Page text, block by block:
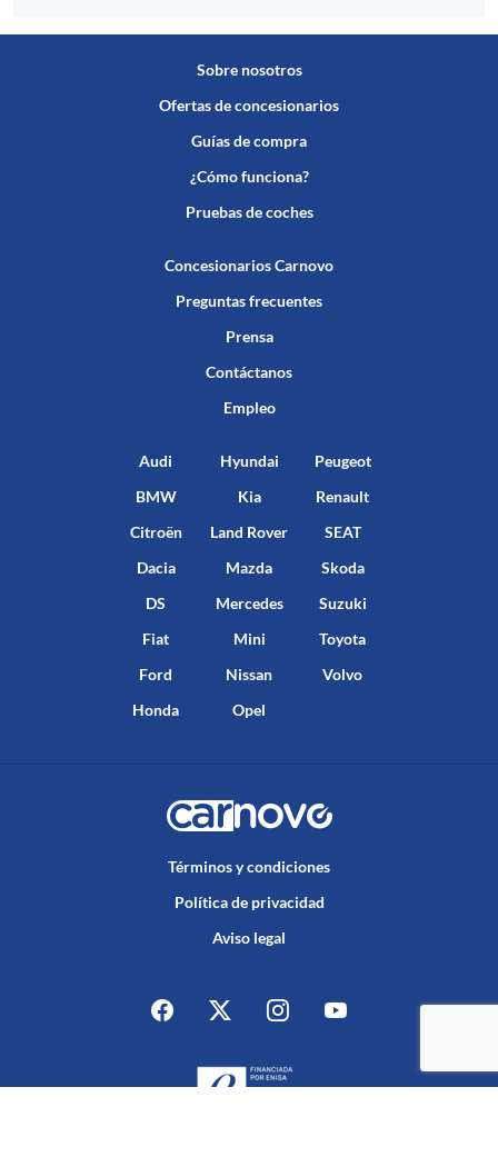
Sobre nosotros
Ofertas de concesionarios
Guías de compra
¿Cómo funciona?
Pruebas de coches
Concesionarios Carnovo
Preguntas frecuentes
Prensa
Contáctanos
Empleo
Audi
BMW
Citroën
Dacia
DS
Fiat
Ford
Honda
Hyundai
Kia
Land Rover
Mazda
Mercedes
Mini
Nissan
Opel
Peugeot
Renault
SEAT
Skoda
Suzuki
Toyota
Volvo
Términos y condiciones
Política de privacidad
Aviso legal